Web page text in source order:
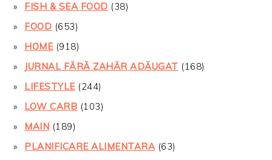
FISH & SEA FOOD (38)
FOOD (653)
HOME(918)
JURNAL FĂRĂ ZAHĂR ADĂUGAT (168)
LIFESTYLE(244)
LOW CARB (103)
MAIN (189)
PLANIFICARE ALIMENTARA(63)